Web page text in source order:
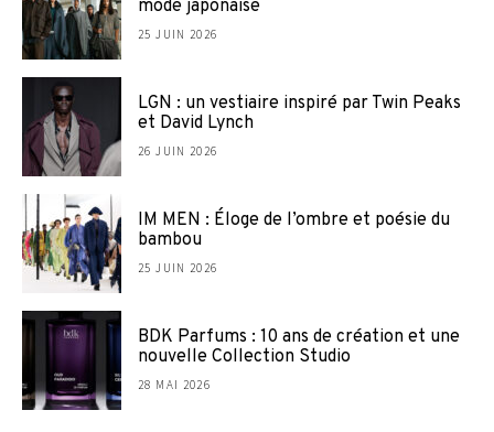
mode japonaise
25 JUIN 2026
LGN : un vestiaire inspiré par Twin Peaks
et David Lynch
26 JUIN 2026
IM MEN : Éloge de l’ombre et poésie du
bambou
25 JUIN 2026
BDK Parfums : 10 ans de création et une
nouvelle Collection Studio
28 MAI 2026